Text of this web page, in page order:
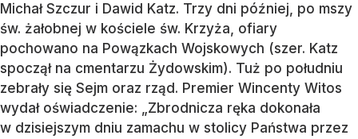
Michał Szczur i Dawid Katz. Trzy dni później, po mszy
św. żałobnej w kościele św. Krzyża, ofiary
pochowano na Powązkach Wojskowych (szer. Katz
spoczął na cmentarzu Żydowskim). Tuż po południu
zebrały się Sejm oraz rząd. Premier Wincenty Witos
wydał oświadczenie: „Zbrodnicza ręka dokonała
w dzisiejszym dniu zamachu w stolicy Państwa przez